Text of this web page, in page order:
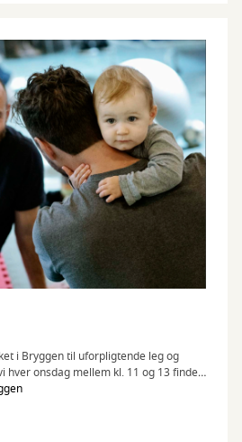
i Bryggen til uforpligtende leg og
hver onsdag mellem kl. 11 og 13 finder
Fars legestue.